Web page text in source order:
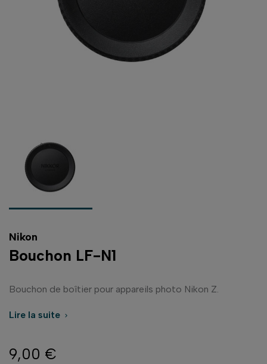
Nikon
Bouchon LF-N1
Bouchon de boîtier pour appareils photo Nikon Z.
Lire la suite 
9,00 €